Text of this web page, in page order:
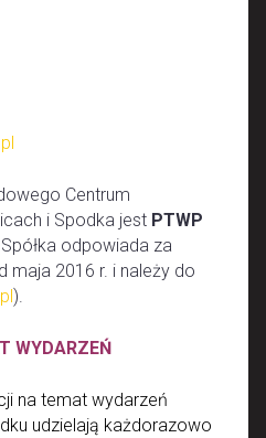
Centrum
i Spodka jest PTWP
Spółka odpowiada za
maja 2016 r. i należy do
).
WYDARZEŃ
na temat wydarzeń
udzielają każdorazowo